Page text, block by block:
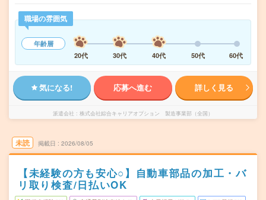
職場の雰囲気
年齢層
20代
30代 40代 50代 60代
気になる! 応募へ進む 詳しく見る
派遣会社 株式会社綜合キャリアオプション 製造事業部（全国）
未読 掲載日 2026/08/05
【未経験の方も安心○】自動車部品の加工・バ
リ取り検査/日払いOK